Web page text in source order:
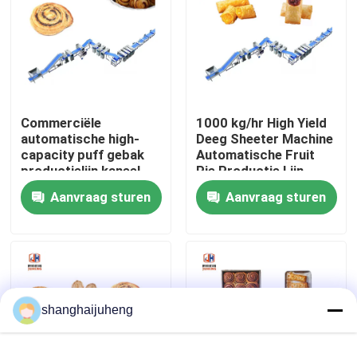
Fabrieksreis
Kwaliteitscontrole
Contacteer ons
Nieuws
Verzoek om een Citaat
Voedselproductielijnen
Commerciële
automatische high-
capacity puff gebak
productielijn kaneel
rollen machine
Aanvraag sturen
1000 kg/hr High Yield
Deeg Sheeter Machine
Automatische Fruit
Pie Productie Lijn
Aanvraag sturen
shanghaijuheng